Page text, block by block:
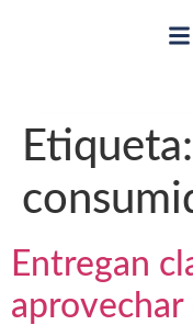
Etiqueta:
Entregan
aprovechar